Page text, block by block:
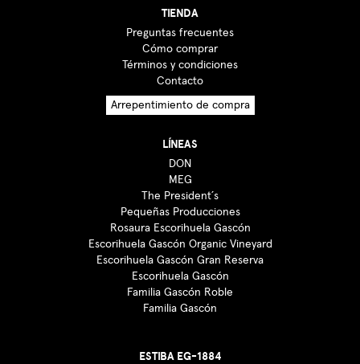
TIENDA
Preguntas frecuentes
Cómo comprar
Términos y condiciones
Contacto
Arrepentimiento de compra
LÍNEAS
DON
MEG
The President´s
Pequeñas Producciones
Rosaura Escorihuela Gascón
Escorihuela Gascón Organic Vineyard
Escorihuela Gascón Gran Reserva
Escorihuela Gascón
Familia Gascón Roble
Familia Gascón
ESTIBA EG-1884